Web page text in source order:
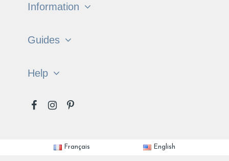
Information
Guides
Help
Français English